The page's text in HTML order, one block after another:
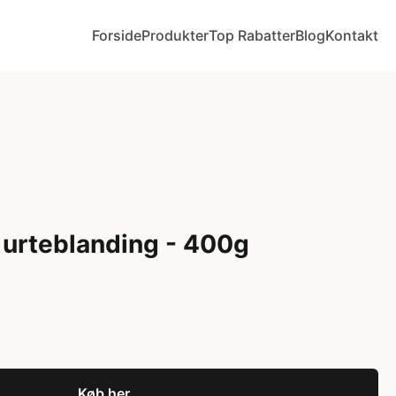
ForsideProdukterTop RabatterBlogKontakt
urteblanding - 400g